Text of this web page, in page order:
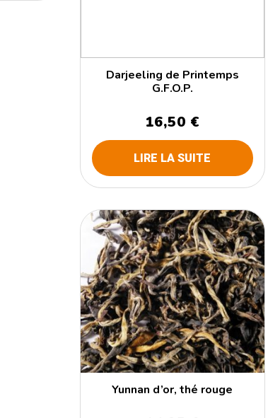
Darjeeling de Printemps
G.F.O.P.
16,50 €
LIRE LA SUITE
Yunnan d’or, thé rouge